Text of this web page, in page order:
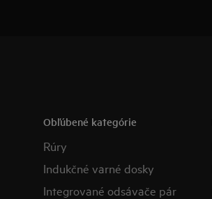
Obľúbené kategórie
Rúry
Indukčné varné dosky
Integrované odsávače pár